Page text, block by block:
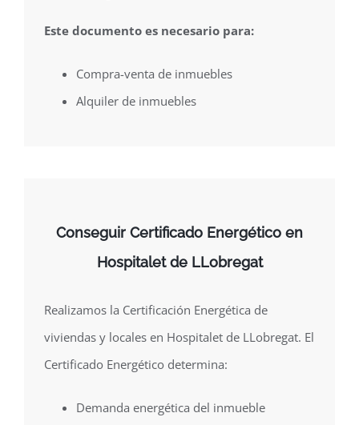
Este documento es necesario para:
Compra-venta de inmuebles
Alquiler de inmuebles
Conseguir Certificado Energético en
Hospitalet de LLobregat
Realizamos la Certificación Energética de
viviendas y locales en Hospitalet de LLobregat. El
Certificado Energético determina:
Demanda energética del inmueble